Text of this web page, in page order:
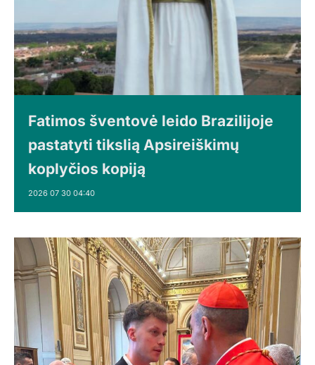
Fatimos šventovė leido Brazilijoje
pastatyti tikslią Apsireiškimų
koplyčios kopiją
2026 07 30 04:40